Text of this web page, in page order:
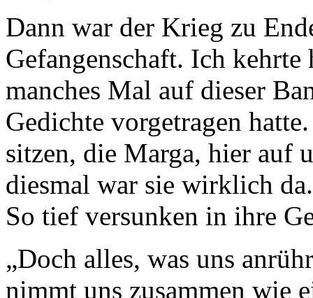
Dann war der Krieg zu
Gefangenschaft. Ich kehrte
manches Mal auf dieser
Gedichte vorgetragen
sitzen, die Marga, hier auf
diesmal war sie wirklich
So tief versunken in ihre
„Doch alles, was uns
nimmt uns zusammen wie